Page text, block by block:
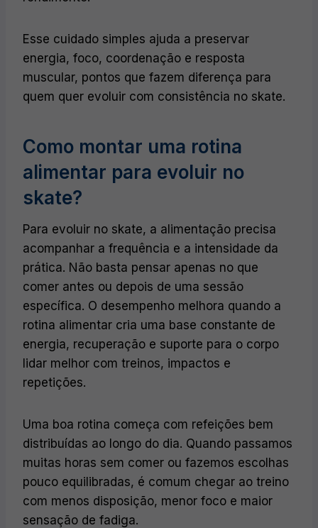
Esse cuidado simples ajuda a preservar
energia, foco, coordenação e resposta
muscular, pontos que fazem diferença para
quem quer evoluir com consistência no skate.
Como montar uma rotina
alimentar para evoluir no
skate?
Para evoluir no skate, a alimentação precisa
acompanhar a frequência e a intensidade da
prática. Não basta pensar apenas no que
comer antes ou depois de uma sessão
específica. O desempenho melhora quando a
rotina alimentar cria uma base constante de
energia, recuperação e suporte para o corpo
lidar melhor com treinos, impactos e
repetições.
Uma boa rotina começa com refeições bem
distribuídas ao longo do dia. Quando passamos
muitas horas sem comer ou fazemos escolhas
pouco equilibradas, é comum chegar ao treino
com menos disposição, menor foco e maior
sensação de fadiga.